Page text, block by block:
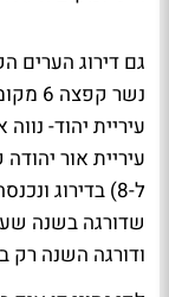
גם דירוג הערים
נשר
עיריית יהוד-
ל-8) בדירוג
שדורגה בשנה
ודורגה השנה רק